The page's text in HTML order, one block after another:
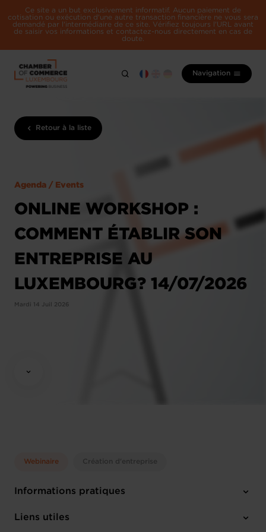
Ce site a un but exclusivement informatif. Aucun paiement de
cotisation ou exécution d'une autre transaction financière ne vous sera
demandé par l'intermédiaire de ce site. Vérifiez toujours l'URL avant
de saisir vos informations et contactez-nous directement en cas de
doute.
Navigation
Retour à la liste
Agenda / Events
ONLINE WORKSHOP :
COMMENT ÉTABLIR SON
ENTREPRISE AU
LUXEMBOURG? 14/07/2026
Mardi 14 Juil 2026
Webinaire Création d'entreprise
Informations pratiques
Mardi 14 Juil 2026
Liens utiles